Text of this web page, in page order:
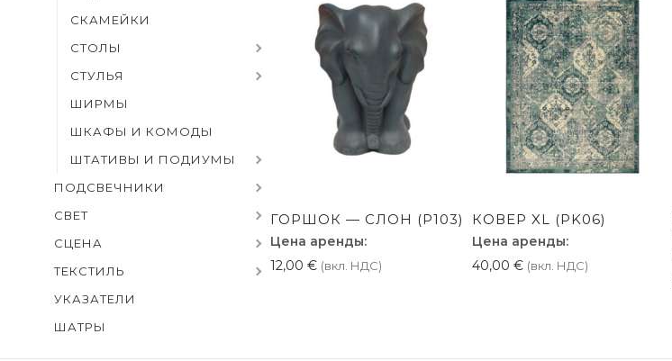
СКАМЕЙКИ
СТОЛЫ
СТУЛЬЯ
ШИРМЫ
ШКАФЫ И КОМОДЫ
ШТАТИВЫ И ПОДИУМЫ
ПОДСВЕЧНИКИ
СВЕТ
СЦЕНА
ТЕКСТИЛЬ
УКАЗАТЕЛИ
ШАТРЫ
ГОРШОК — СЛОН (P103)
Цена аренды:
12,00 € (вкл. НДС)
КОВЕР XL (PK06)
Цена аренды:
40,00 € (вкл. НДС)